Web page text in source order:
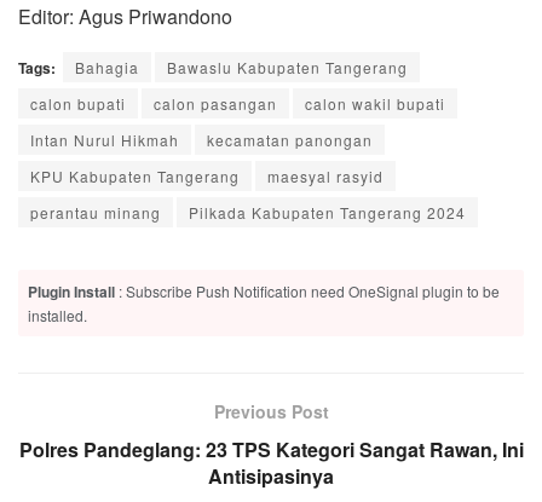
Editor: Agus Priwandono
Tags: Bahagia
Bawaslu Kabupaten Tangerang
calon bupati
calon pasangan
calon wakil bupati
Intan Nurul Hikmah
kecamatan panongan
KPU Kabupaten Tangerang
maesyal rasyid
perantau minang
Pilkada Kabupaten Tangerang 2024
Plugin Install : Subscribe Push Notification need OneSignal plugin to be
installed.
Previous Post
Polres Pandeglang: 23 TPS Kategori Sangat Rawan, Ini
Antisipasinya